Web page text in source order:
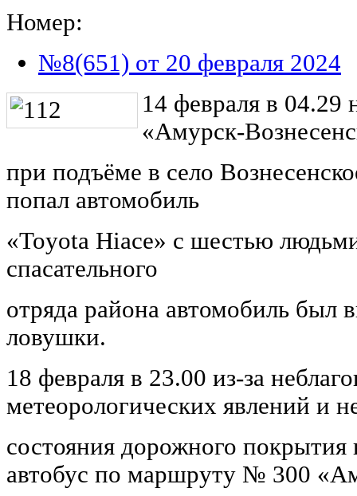
Номер:
№8(651) от 20 февраля 2024
14 февраля в 04.29
«Амурск-
при подъёме в село
попал автомобиль
«Toyota Hiace» с шестью
спасательного
отряда района автомобиль был
ловушки.
18 февраля в 23.00 из-за
метеорологических явлений и
состояния дорожного
автобус по маршруту № 300